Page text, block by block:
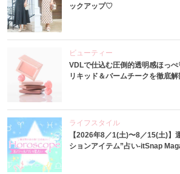
ックアップ♡
ビューティー
VDLで仕込む圧倒的透明感ほっ
リキッド＆バームチークを徹底解
ライフスタイル
【2026年8／1(土)〜8／15(土)】
ションアイテム”占い-itSnap